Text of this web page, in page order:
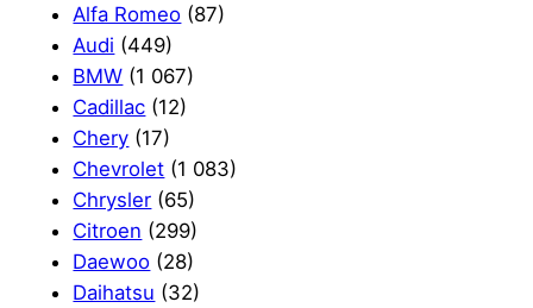
Alfa Romeo (87)
Audi (449)
BMW (1 067)
Cadillac (12)
Chery (17)
Chevrolet (1 083)
Chrysler (65)
Citroen (299)
Daewoo (28)
Daihatsu (32)